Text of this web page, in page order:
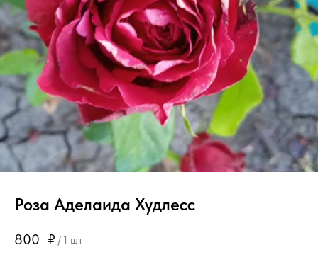
Роза Аделаида Худлесс
800 ₽ / 1 шт